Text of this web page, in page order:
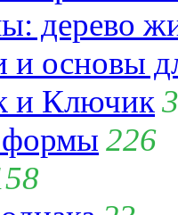
дерево
основы
и Ключик
формы 226